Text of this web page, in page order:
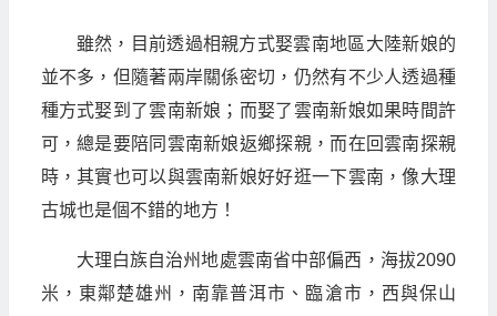
雖然，目前透過相親方式娶雲南地區大陸新娘的
並不多，但隨著兩岸關係密切，仍然有不少人透過種
種方式娶到了雲南新娘；而娶了雲南新娘如果時間許
可，總是要陪同雲南新娘返鄉探親，而在回雲南探親
時，其實也可以與雲南新娘好好逛一下雲南，像大理
古城也是個不錯的地方！
大理白族自治州地處雲南省中部偏西，海拔2090
米，東鄰楚雄州，南靠普洱市、臨滄市，西與保山